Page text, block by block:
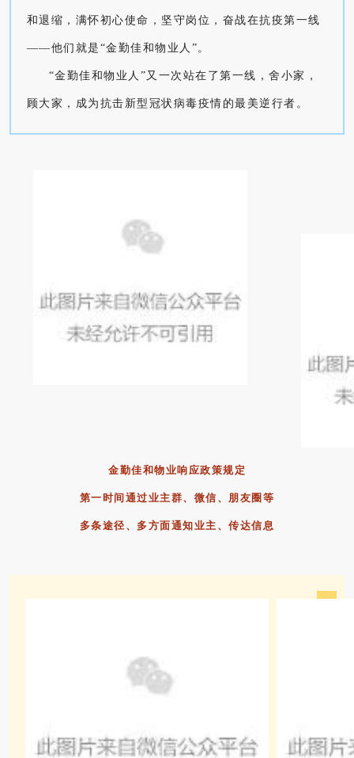
和退缩，满怀初心使命，坚守岗位，奋战在抗疫第一线
——他们就是“金勤佳和物业人”。
“金勤佳和物业人”又一次站在了第一线，舍小家，
顾大家，成为抗击新型冠状病毒疫情的最美逆行者。
金勤佳和物业响应政策规定
第一时间通过业主群、微信、朋友圈等
多条途径、多方面通知业主、传达信息